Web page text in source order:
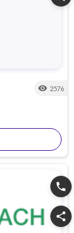
visibility 2576
phone
share